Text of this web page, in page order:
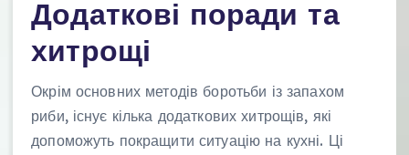
Додаткові поради та
хитрощі
Окрім основних методів боротьби із запахом
риби, існує кілька додаткових хитрощів, які
допоможуть покращити ситуацію на кухні. Ці